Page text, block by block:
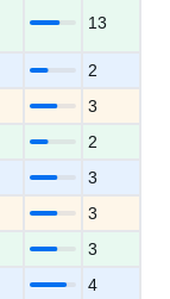
13
2
3
2
3
3
3
4